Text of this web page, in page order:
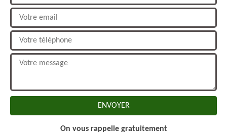
On vous rappelle gratuitement